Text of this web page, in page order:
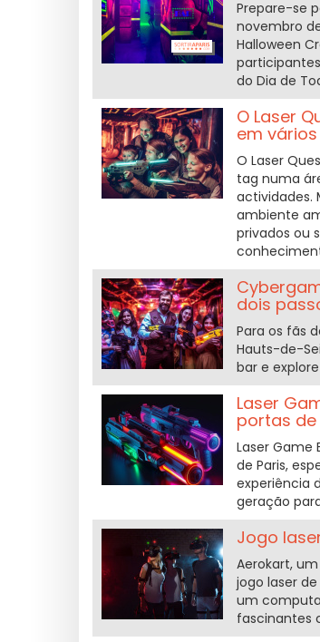
Prepare-se
novembro
Halloween
do Dia de
O Laser
em
O Laser
tag numa
actividades.
ambiente
privados ou
dois
Para os fãs
Hauts-de-
bar e
Laser
portas de
Laser
de Paris,
experiência
geração
Jogo
Aerokart,
jogo laser
um
fascinantes